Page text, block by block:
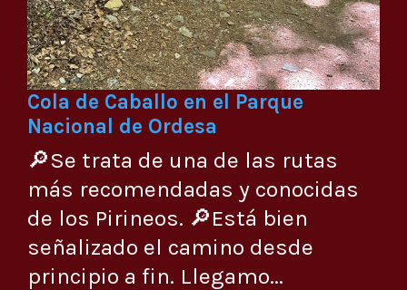
Cola de Caballo en el Parque
Nacional de Ordesa
🔎Se trata de una de las rutas
más recomendadas y conocidas
de los Pirineos. 🔎Está bien
señalizado el camino desde
principio a fin. Llegamo...